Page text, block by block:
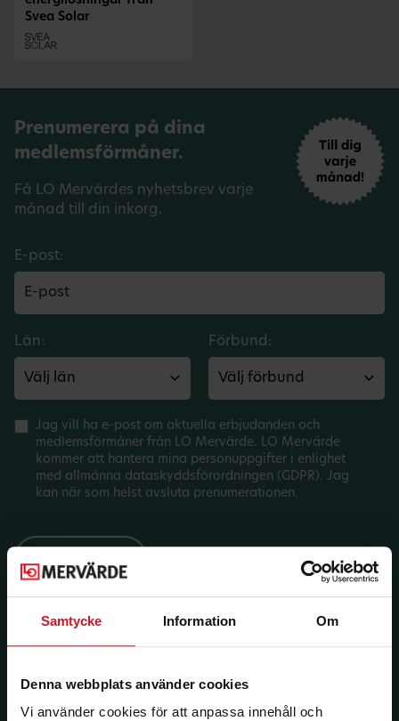
Samtycke Information Om
Denna webbplats använder cookies
Vi använder cookies för att anpassa innehåll och
Svea Solar
Prenumerera på dina
medlemsförmåner.
Få LO Mervärdes nyhetsbrev varje
månad till din inkorg.
E-post:
Län: Förbund:
Jag vill ha e-post om aktuella erbjudanden och
medlemsförmåner från LO Mervärde. LO Mervärde
kommer att hantera mina personuppgifter i enlighet
med allmänna dataskyddsförordningen (GDPR). Jag
kan när som helst avsluta prenumerationen.